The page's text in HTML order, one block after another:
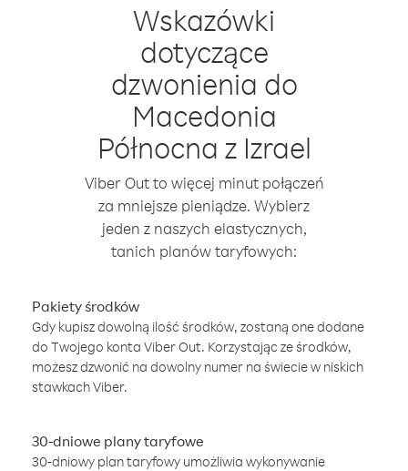
Wskazówki
dotyczące
dzwonienia do
Macedonia
Północna z Izrael
Viber Out to więcej minut połączeń
za mniejsze pieniądze. Wybierz
jeden z naszych elastycznych,
tanich planów taryfowych:
Pakiety środków
Gdy kupisz dowolną ilość środków, zostaną one dodane
do Twojego konta Viber Out. Korzystając ze środków,
możesz dzwonić na dowolny numer na świecie w niskich
stawkach Viber.
30-dniowe plany taryfowe
30-dniowy plan taryfowy umożliwia wykonywanie